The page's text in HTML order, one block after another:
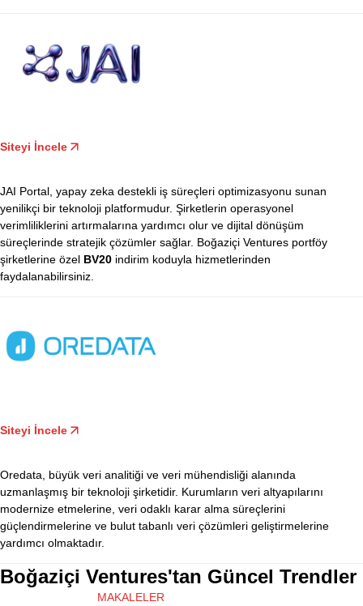
Siteyi İncele
JAI Portal, yapay zeka destekli iş süreçleri optimizasyonu sunan
yenilikçi bir teknoloji platformudur. Şirketlerin operasyonel
verimliliklerini artırmalarına yardımcı olur ve dijital dönüşüm
süreçlerinde stratejik çözümler sağlar. Boğaziçi Ventures portföy
şirketlerine özel BV20 indirim koduyla hizmetlerinden
faydalanabilirsiniz.
Siteyi İncele
Oredata, büyük veri analitiği ve veri mühendisliği alanında
uzmanlaşmış bir teknoloji şirketidir. Kurumların veri altyapılarını
modernize etmelerine, veri odaklı karar alma süreçlerini
güçlendirmelerine ve bulut tabanlı veri çözümleri geliştirmelerine
yardımcı olmaktadır.
Boğaziçi Ventures'tan Güncel Trendler
MAKALELER